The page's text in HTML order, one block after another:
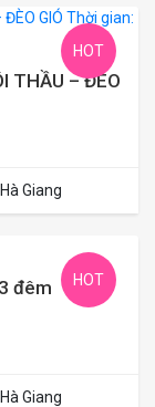
HOT
THẦU – ĐÈO
Hà Giang
HOT
đêm
Hà Giang